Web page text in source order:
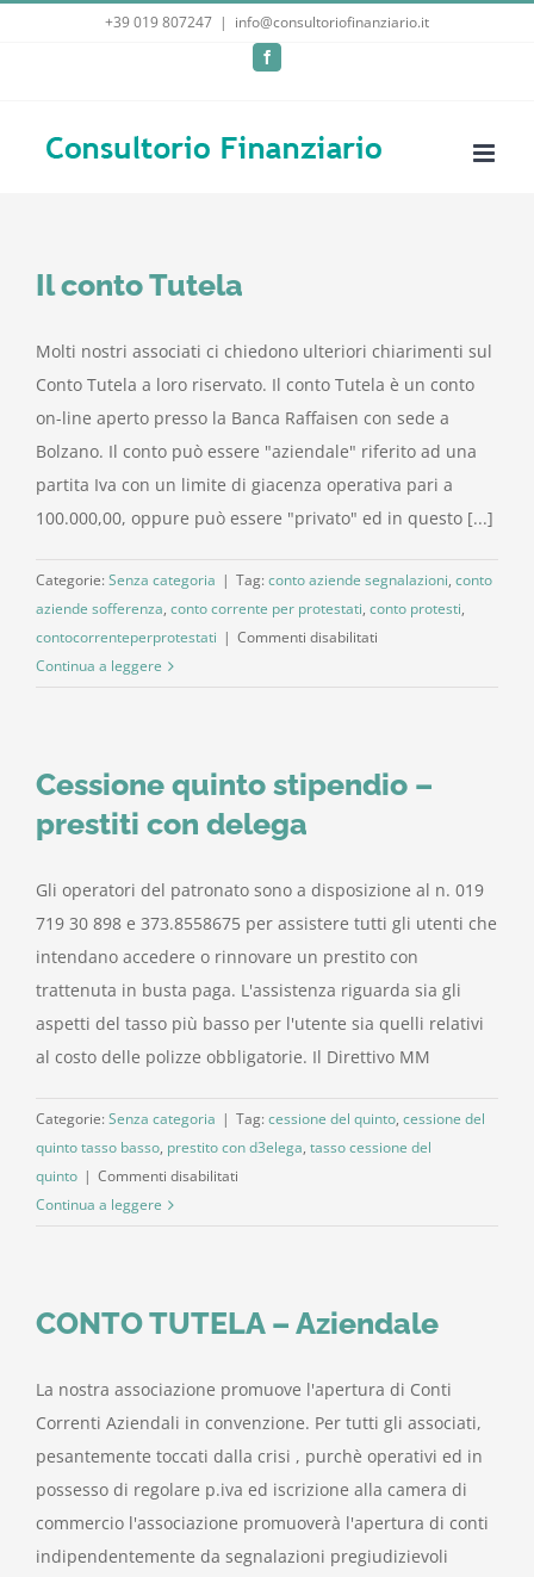
+39 019 807247 | info@consultoriofinanziario.it
Facebook
Il conto Tutela
Molti nostri associati ci chiedono ulteriori chiarimenti sul
Conto Tutela a loro riservato. Il conto Tutela è un conto
on-line aperto presso la Banca Raffaisen con sede a
Bolzano. Il conto può essere "aziendale" riferito ad una
partita Iva con un limite di giacenza operativa pari a
100.000,00, oppure può essere "privato" ed in questo [...]
Categorie: Senza categoria | Tag: conto aziende segnalazioni, conto
aziende sofferenza, conto corrente per protestati, conto protesti,
contocorrenteperprotestati | Commenti disabilitati
Continua a leggere
Cessione quinto stipendio –
prestiti con delega
Gli operatori del patronato sono a disposizione al n. 019
719 30 898 e 373.8558675 per assistere tutti gli utenti che
intendano accedere o rinnovare un prestito con
trattenuta in busta paga. L'assistenza riguarda sia gli
aspetti del tasso più basso per l'utente sia quelli relativi
al costo delle polizze obbligatorie. Il Direttivo MM
Categorie: Senza categoria | Tag: cessione del quinto, cessione del
quinto tasso basso, prestito con d3elega, tasso cessione del
quinto | Commenti disabilitati
prestiti
Continua a leggere
CONTO TUTELA – Aziendale
La nostra associazione promuove l'apertura di Conti
Correnti Aziendali in convenzione. Per tutti gli associati,
pesantemente toccati dalla crisi , purchè operativi ed in
possesso di regolare p.iva ed iscrizione alla camera di
commercio l'associazione promuoverà l'apertura di conti
indipendentemente da segnalazioni pregiudizievoli